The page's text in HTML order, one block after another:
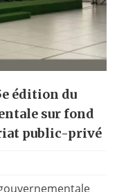
édition du
sur fond
public-privé